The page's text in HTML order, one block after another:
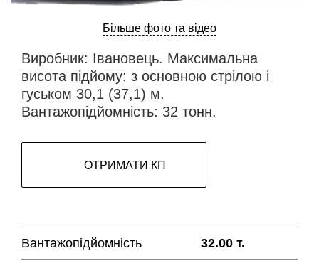
Більше фото та відео
Виробник: Івановець. Максимальна
висота підйому: з основною стрілою і
гуськом 30,1 (37,1) м.
Вантажопідйомність: 32 тонн.
ОТРИМАТИ КП
Вантажопідйомність 32.00 т.